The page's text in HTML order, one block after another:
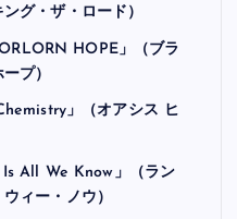
グ・ザ・ロード）
HOPE」（ブラ
プ）
」（オアシス ヒ
All We Know」（ラン
ィー・ノウ）